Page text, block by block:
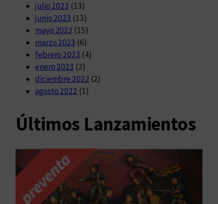
julio 2023 (13)
junio 2023 (13)
mayo 2023 (15)
marzo 2023 (6)
febrero 2023 (4)
enero 2023 (2)
diciembre 2022 (2)
agosto 2022 (1)
Últimos Lanzamientos